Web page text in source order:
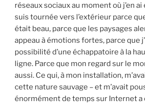
réseaux sociaux au moment où j’en ai
suis tournée vers l’extérieur parce
était beau, parce que les paysages
appeau à émotions fortes, parce que
possibilité d’une échappatoire à la
ligne. Parce que mon regard sur le
aussi. Ce qui, à mon installation,
cette nature sauvage – et m’avait
énormément de temps sur Internet a